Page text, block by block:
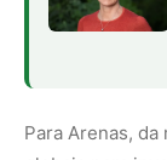
Organização
o Plano Brasil